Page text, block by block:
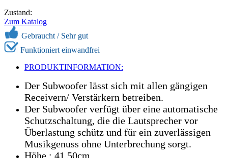
Zustand:
Zum Katalog
Gebraucht / Sehr gut
Funktioniert einwandfrei
PRODUKTINFORMATION:
Der Subwoofer lässt sich mit allen gängigen
Receivern/ Verstärkern betreiben.
Der Subwoofer verfügt über eine automatische
Schutzschaltung, die die Lautsprecher vor
Überlastung schütz und für ein zuverlässigen
Musikgenuss ohne Unterbrechung sorgt.
Höhe : 41,50cm